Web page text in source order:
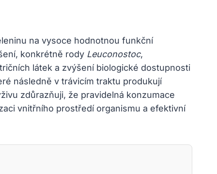
na vysoce hodnotnou funkční
konkrétně rody Leuconostoc,
látek a zvýšení biologické dostupnosti
následně v trávicím traktu produkují
zdůrazňuji, že pravidelná konzumace
vnitřního prostředí organismu a efektivní